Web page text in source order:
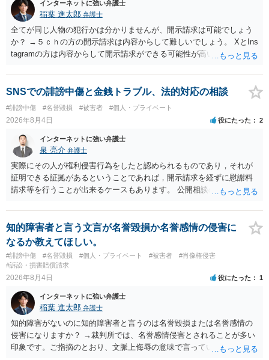
インターネットに強い弁護士
稲葉 進太郎 弁護士
全てが同じ人物の犯行かは分かりませんが、開示請求は可能でしょう
か？ →５ｃｈの方の開示請求は内容からして難しいでしょう。 XとIns
tagramの方は内容からして開示請求ができる可能性が高いでしょう。
いでしょう。７月中にアカウントが削除されている場合、今から進め
ても失敗する可能性が高いように思われます。 相手を特定できた場
合、相手に全ての弁護士費用を負担させることは可能でしょうか？ →
訴訟外の交渉で相手方が認めれば負担させることができるでしょう。
訴訟で判決となった場合は、実際の弁護士費用が認められる場合と認
められない場合があり何ともいえないところでしょう。
SNSでの誹謗中傷と金銭トラブル、法的対応の相談
#誹謗中傷 #名誉毀損 #被害者 #個人・プライベート
2026年8月4日 役にたった 2
インターネットに強い弁護士
泉 亮介 弁護士
実際にその人が権利侵害行為をしたと認められるものであり，それが
証明できる証拠があるということであれば，開示請求を経ずに慰謝料
請求等を行うことが出来るケースもあります。 公開相談の場では回答
に個別に相談されると良いでしょう。
知的障害者と言う文言が名誉毀損か名誉感情の侵害に
なるか教えてほしい。
#誹謗中傷 #名誉毀損 #個人・プライベート #被害者
#肖像権侵害
#訴訟・損害賠償請求
2026年8月4日 役にたった 1
インターネットに強い弁護士
稲葉 進太郎 弁護士
知的障害がないのに知的障害者と言うのは名誉毀損または名誉感情の
侵害になりますか？ →裁判所では、名誉感情侵害とされることが多い
印象です。ご指摘のとおり、文脈上侮辱の意味で言っている点も加味